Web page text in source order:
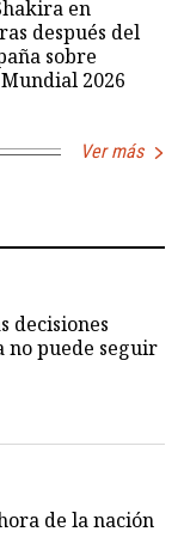
en
después del
sobre
2026
Ver más
decisiones
no puede seguir
de la nación